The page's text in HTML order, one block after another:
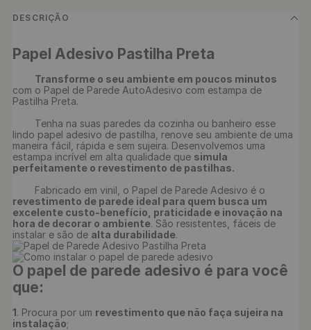
DESCRIÇÃO
Papel Adesivo Pastilha Preta
Transforme o seu ambiente em poucos minutos
com o Papel de Parede AutoAdesivo com estampa de
Pastilha Preta.
lindo papel adesivo de pastilha, renove seu ambiente de uma
maneira fácil, rápida e sem sujeira. Desenvolvemos uma
estampa incrível em alta qualidade que simula
perfeitamente o revestimento de pastilhas.
	Fabricado em vinil, o Papel de Parede Adesivo é o
revestimento de parede ideal para quem busca um
excelente custo-benefício, praticidade e inovação na
hora de decorar o ambiente. São resistentes, fáceis de
instalar e são de alta durabilidade
O papel de parede adesivo é para você
que:
1. Procura por um revestimento que não faça sujeira na
instalação;